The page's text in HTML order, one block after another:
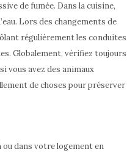
de fumée. Dans la cuisine,
Lors des changements de
régulièrement les conduites
Globalement, vérifiez toujours
vous avez des animaux
de choses pour préserver
dans votre logement en